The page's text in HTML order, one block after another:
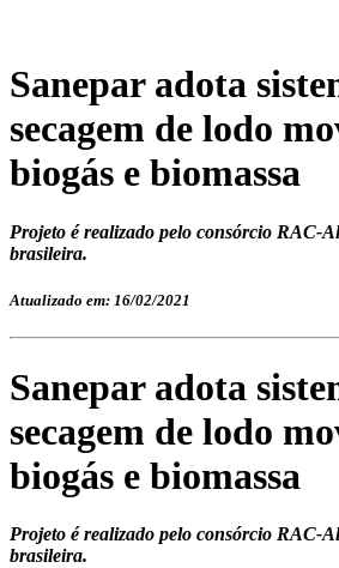
Sanepar adota
secagem de lodo
biogás e biomassa
Projeto é realizado pelo consórcio RAC-
brasileira.
Atualizado em: 16/02/2021
Sanepar adota
secagem de lodo
biogás e biomassa
Projeto é realizado pelo consórcio RAC-
brasileira.